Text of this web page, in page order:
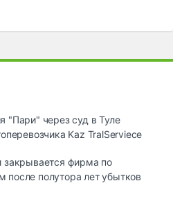
"Пари" через суд в Туле
Kaz TralServiece
закрывается фирма по
после полутора лет убытков